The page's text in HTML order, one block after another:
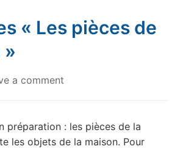
« Les pièces de
»
a comment
préparation : les pièces de la
les objets de la maison. Pour